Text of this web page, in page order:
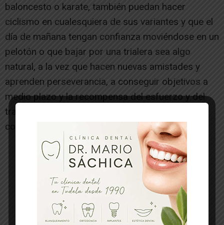
baloncesto o karate, también puedan hacer
ciclismo en cualesquiera de sus variantes y que el
día de mañana tengan confianza moviéndose en un
pelotón o que bajar por una trialera sea algo
natural, a la vez que hacen nuevas amistades y
aprenden perseverancia, a conseguir objetivos a
medio plazo y la recompensa del esfuerzo y del
trabajo continuado que aporta el ciclismo»,
concluye Casajús.
-- Publicidad --